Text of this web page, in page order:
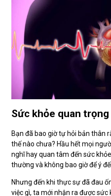
Sức khỏe quan
Bạn đã bao giờ tự hỏi bản thân
thế nào chưa? Hầu hết mọi
nghĩ hay quan tâm đến sức
thường và không bao giờ để ý
Nhưng đến khi thực sự đã đau
việc gì, ta mới nhận ra được sức